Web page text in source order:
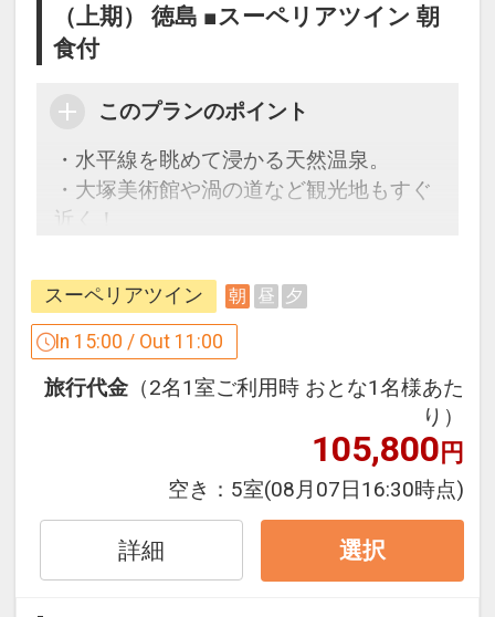
（上期） 徳島 ■スーペリアツイン 朝
食付
このプランのポイント
・水平線を眺めて浸かる天然温泉。
・大塚美術館や渦の道など観光地もすぐ
近く！
CLUB SAVVY（クラブサビー）のご案内
～ホテルからのおもてなし～
2連泊以上のお客様をプレミアムゲスト
期間：2026年4/1～2026年9/30（初泊日
9/19～22までは3泊以上が対象
ポイントの一例
・アオアヲビーチランド・体験メニュ
ー・たぬきプログラムのさまざまなメニ
ューをお得にお楽しみいただけます。
スーペリアツイン 朝 昼 夕
In 15:00 / Out 11:00
旅行代金 （2名1室ご利用時 おとな1名様あた
り）
105,800円
空き： 5室(08月07日16:30時点)
詳細 選択